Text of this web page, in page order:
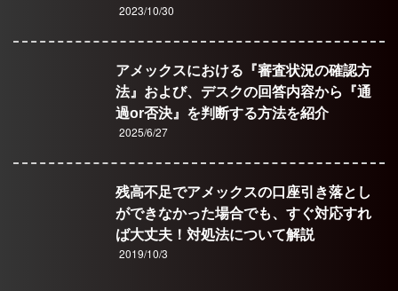
2023/10/30
アメックスにおける『審査状況の確認方
法』および、デスクの回答内容から『通
過or否決』を判断する方法を紹介
2025/6/27
残高不足でアメックスの口座引き落とし
ができなかった場合でも、すぐ対応すれ
ば大丈夫！対処法について解説
2019/10/3